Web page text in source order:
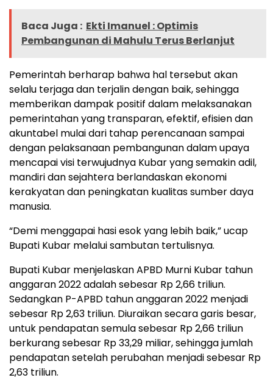
Baca Juga : Ekti Imanuel : Optimis
Pembangunan di Mahulu Terus Berlanjut
Pemerintah berharap bahwa hal tersebut akan
selalu terjaga dan terjalin dengan baik, sehingga
memberikan dampak positif dalam melaksanakan
pemerintahan yang transparan, efektif, efisien dan
akuntabel mulai dari tahap perencanaan sampai
dengan pelaksanaan pembangunan dalam upaya
mencapai visi terwujudnya Kubar yang semakin adil,
mandiri dan sejahtera berlandaskan ekonomi
kerakyatan dan peningkatan kualitas sumber daya
manusia.
“Demi menggapai hasi esok yang lebih baik,” ucap
Bupati Kubar melalui sambutan tertulisnya.
Bupati Kubar menjelaskan APBD Murni Kubar tahun
anggaran 2022 adalah sebesar Rp 2,66 triliun.
Sedangkan P-APBD tahun anggaran 2022 menjadi
sebesar Rp 2,63 triliun. Diuraikan secara garis besar,
untuk pendapatan semula sebesar Rp 2,66 triliun
berkurang sebesar Rp 33,29 miliar, sehingga jumlah
pendapatan setelah perubahan menjadi sebesar Rp
2,63 triliun.